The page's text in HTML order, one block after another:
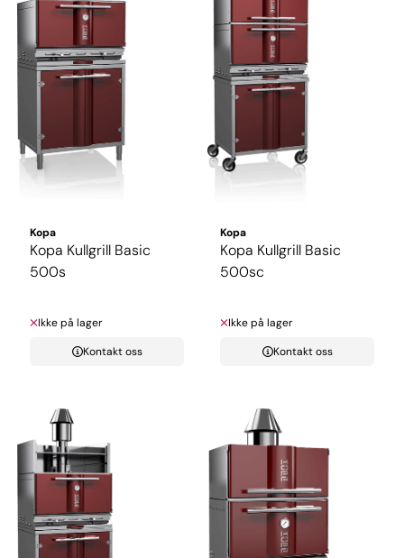
Kopa
Kopa Kullgrill Basic
500s
Ikke på lager
Kontakt oss
Kopa
Kopa Kullgrill Basic
500sc
Ikke på lager
Kontakt oss